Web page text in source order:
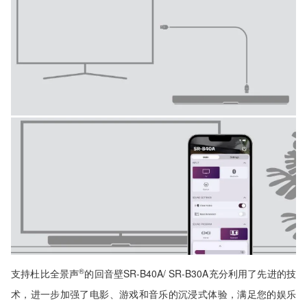
支持杜比全景声®的回音壁SR-B40A/ SR-B30A充分利用了先进的技
术，进一步加强了电影、游戏和音乐的沉浸式体验，满足您的娱乐